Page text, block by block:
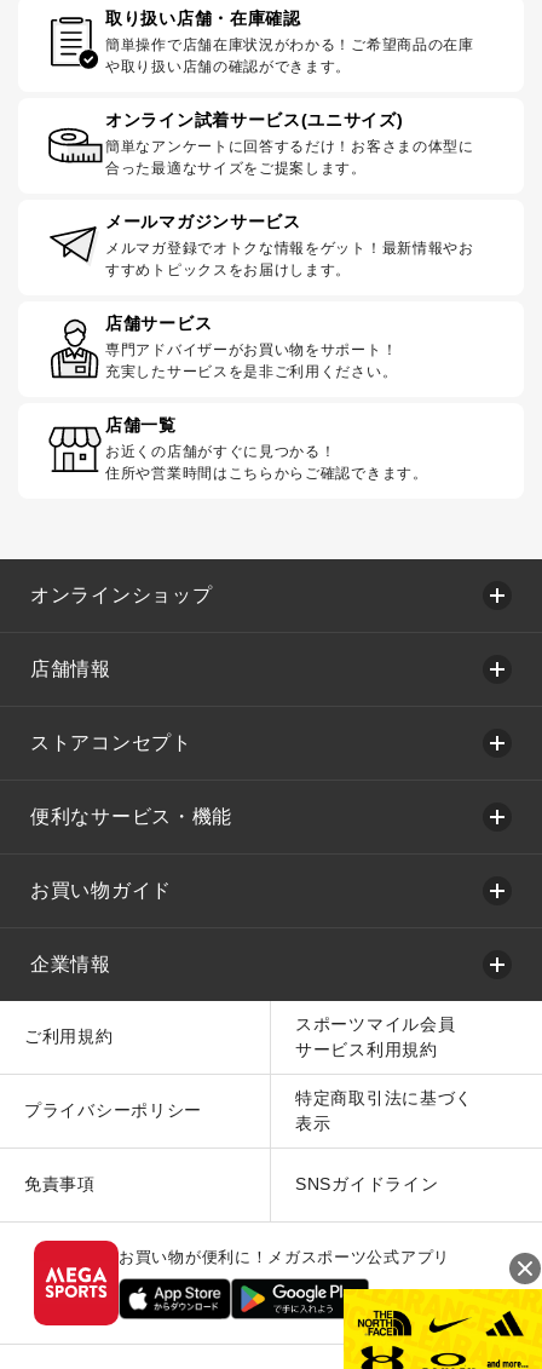
取り扱い店舗・在庫確認
簡単操作で店舗在庫状況がわかる！ご希望商品の在庫
や取り扱い店舗の確認ができます。
オンライン試着サービス(ユニサイズ)
簡単なアンケートに回答するだけ！お客さまの体型に
合った最適なサイズをご提案します。
メールマガジンサービス
メルマガ登録でオトクな情報をゲット！最新情報やお
すすめトピックスをお届けします。
店舗サービス
専門アドバイザーがお買い物をサポート！
充実したサービスを是非ご利用ください。
店舗一覧
お近くの店舗がすぐに見つかる！
住所や営業時間はこちらからご確認できます。
オンラインショップ
店舗情報
ストアコンセプト
便利なサービス・機能
お買い物ガイド
企業情報
ご利用規約
スポーツマイル会員
サービス利用規約
プライバシーポリシー
特定商取引法に基づく
表示
免責事項 SNSガイドライン
お買い物が便利に！メガスポーツ公式アプリ